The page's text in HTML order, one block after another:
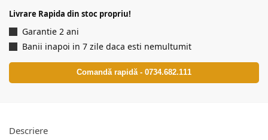
Livrare Rapida din stoc propriu!
Garantie 2 ani
Banii inapoi in 7 zile daca esti nemultumit
Comandă rapidă - 0734.682.111
Descriere